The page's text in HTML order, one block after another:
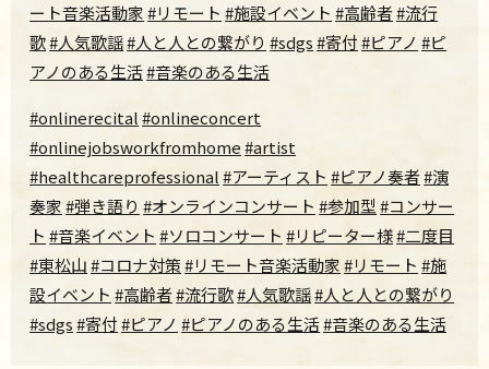
ート音楽活動家#リモート #施設イベント #高齢者#流行
歌#人気歌謡#人と人との繋がり #sdgs#寄付#ピアノ #ピ
アノのある生活#音楽のある生活
#onlinerecital#onlineconcert
#onlinejobsworkfromhome#artist
#healthcareprofessional#アーティスト #ピアノ奏者#演
奏家#弾き語り #オンラインコンサート #参加型 #コンサー
ト #音楽イベント #ソロコンサート #リピーター様#二度目
#東松山#コロナ対策#リモート音楽活動家#リモート #施
設イベント #高齢者#流行歌#人気歌謡#人と人との繋がり
#sdgs#寄付#ピアノ #ピアノのある生活#音楽のある生活